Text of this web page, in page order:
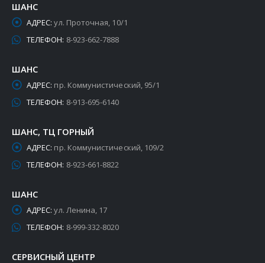
ШАНС
АДРЕС: ул. Проточная, 10/1
ТЕЛЕФОН: 8-923-662-7888
ШАНС
АДРЕС: пр. Коммунистический, 95/1
ТЕЛЕФОН: 8-913-695-6140
ШАНС, ТЦ ГОРНЫЙ
АДРЕС: пр. Коммунистический, 109/2
ТЕЛЕФОН: 8-923-661-8822
ШАНС
АДРЕС: ул. Ленина, 17
ТЕЛЕФОН: 8-999-332-8020
СЕРВИСНЫЙ ЦЕНТР